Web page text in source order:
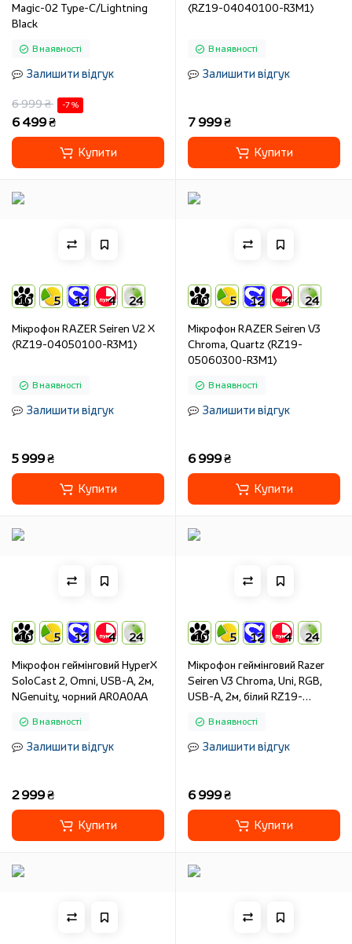
Magic-02 Type-C/Lightning
Black
В наявності
Залишити відгук
6 999 ₴
-7 %
6 499 ₴
Купити
(RZ19-04040100-R3M1)
В наявності
Залишити відгук
7 999 ₴
Купити
10 5 12 4 24
Мікрофон RAZER Seiren V2 X
(RZ19-04050100-R3M1)
В наявності
Залишити відгук
5 999 ₴
Купити
10 5 12 4 24
Мікрофон RAZER Seiren V3
Chroma, Quartz (RZ19-
05060300-R3M1)
В наявності
Залишити відгук
6 999 ₴
Купити
10 5 12 4 24
Мікрофон геймінговий HyperX
SoloCast 2, Omni, USB-A, 2м,
NGenuity, чорний AR0A0AA
В наявності
Залишити відгук
2 999 ₴
Купити
10 5 12 4 24
Мікрофон геймінговий Razer
Seiren V3 Chroma, Uni, RGB,
USB-A, 2м, білий RZ19-
В наявності
Залишити відгук
6 999 ₴
Купити